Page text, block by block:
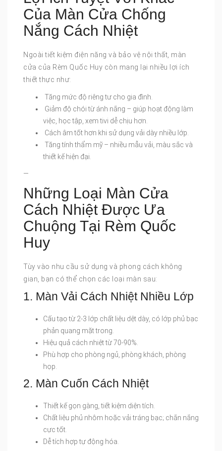
Của Màn Cửa Chống
Nắng Cách Nhiệt
Ngoài tiết kiệm điện năng và bảo vệ nội thất, màn
cửa của Rèm Quốc Huy còn mang lại nhiều lợi ích
thiết thực như:
Tăng mức độ riêng tư cho gia đình.
Giảm độ chói từ ánh nắng – giúp hoạt động làm
việc, học tập, xem tivi dễ chịu hơn.
Cách âm tốt hơn khi sử dụng vải dày nhiều lớp.
Tăng tính thẩm mỹ – nhiều mẫu vải, màu sắc và
thiết kế hiện đại.
—
Những Loại Màn Cửa
Cách Nhiệt Được Ưa
Chuộng Tại Rèm Quốc
Huy
Tùy vào nhu cầu sử dụng và phong cách không
gian, bạn có thể chọn các loại màn sau:
1. Màn Vải Cách Nhiệt Nhiều Lớp
Cấu tạo từ 2-3 lớp chất liệu dệt dày, có lớp phủ bạc
phản quang mặt trong.
Hiệu quả cách nhiệt từ 70-90%.
Phù hợp cho phòng ngủ, phòng khách, phòng
họp.
2. Màn Cuốn Cách Nhiệt
Thiết kế gọn gàng, tiết kiệm diện tích.
Chất liệu phủ nhôm hoặc vải tráng bạc; chắn nắng
cực tốt.
Dễ tích hợp tự động hóa.